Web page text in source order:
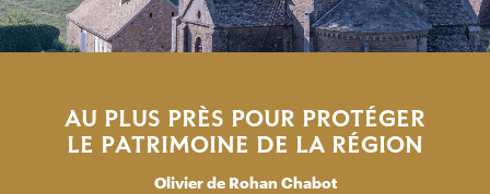
AU PLUS PRÈS POUR PROTÉGER
LE PATRIMOINE DE LA RÉGION
Olivier de Rohan Chabot